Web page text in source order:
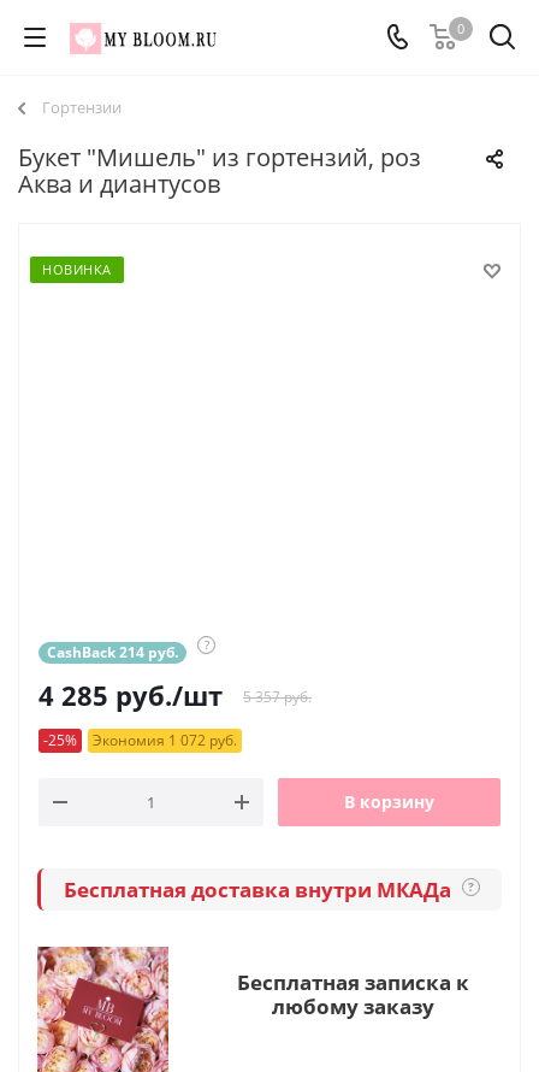
0
Гортензии
Букет "Мишель" из гортензий, роз
Аква и диантусов
НОВИНКА
CashBack 214 руб. ?
4 285 руб./шт 5 357 руб.
-25% Экономия 1 072 руб.
В корзину
Бесплатная доставка внутри МКАДа ?
Бесплатная записка к
любому заказу